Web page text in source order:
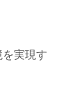
実現す